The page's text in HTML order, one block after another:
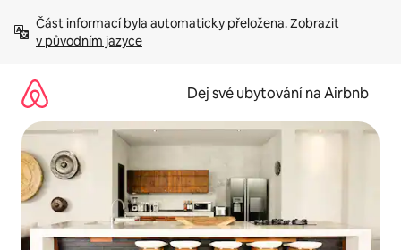
obsah
Část informací byla automaticky přeložena. Zobrazit
v původním jazyce
Dej své ubytování na Airbnb